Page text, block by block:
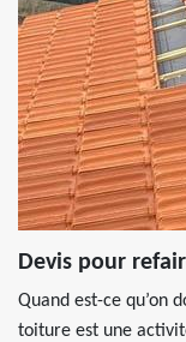
Devis pour
Quand est-ce qu’on
toiture est une